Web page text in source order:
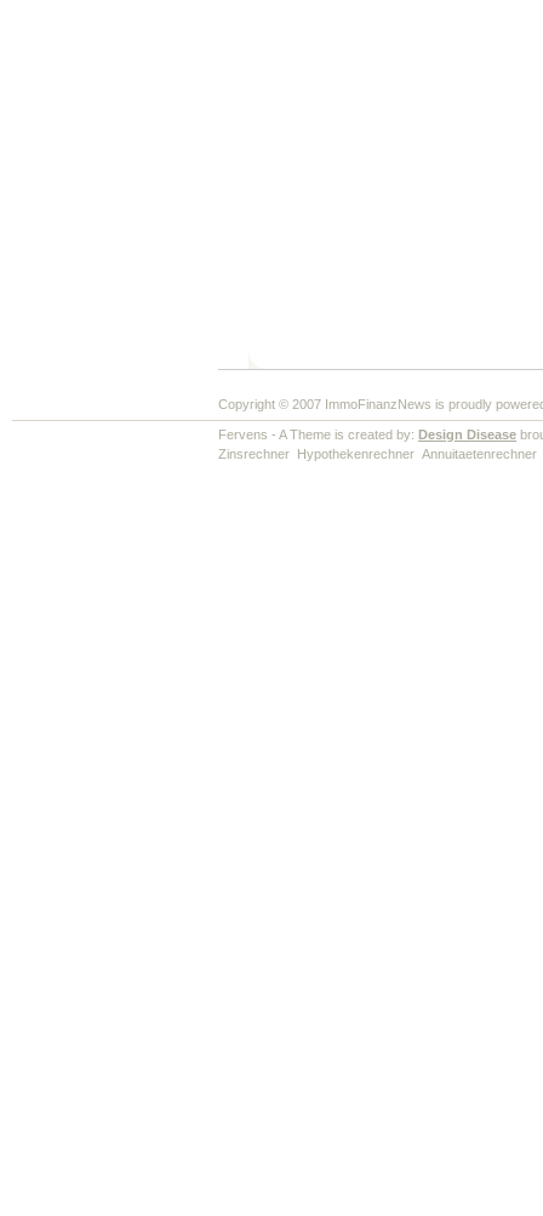
Copyright © 2007 ImmoFinanzNews is proudly
Fervens - A Theme is created by: Design Disease
Zinsrechner Hypothekenrechner Annuitaetenrechner